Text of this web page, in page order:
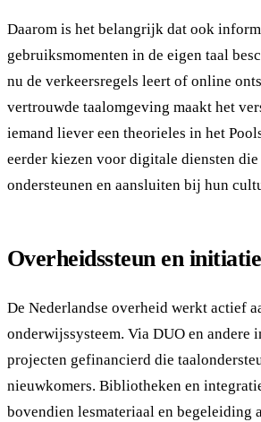
Daarom is het belangrijk dat ook
gebruiksmomenten in de eigen taal
nu de verkeersregels leert of online
vertrouwde taalomgeving maakt het
iemand liever een theorieles in het
eerder kiezen voor digitale diensten die
ondersteunen en aansluiten bij hun
Overheidssteun en
De Nederlandse overheid werkt actief
onderwijssysteem. Via DUO en andere
projecten gefinancierd die
nieuwkomers. Bibliotheken en
bovendien lesmateriaal en begeleiding